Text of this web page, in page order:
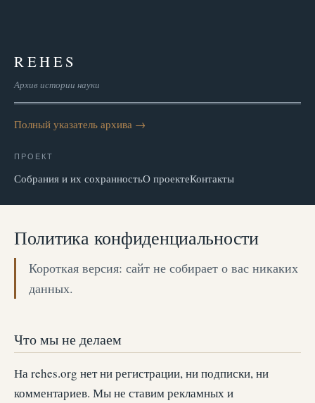
REHES
Архив истории науки
Полный указатель архива →
ПРОЕКТ
Собрания и их сохранностьО проектеКонтакты
Политика конфиденциальности
Короткая версия: сайт не собирает о вас никаких
данных.
Что мы не делаем
На rehes.org нет ни регистрации, ни подписки, ни
комментариев. Мы не ставим рекламных и